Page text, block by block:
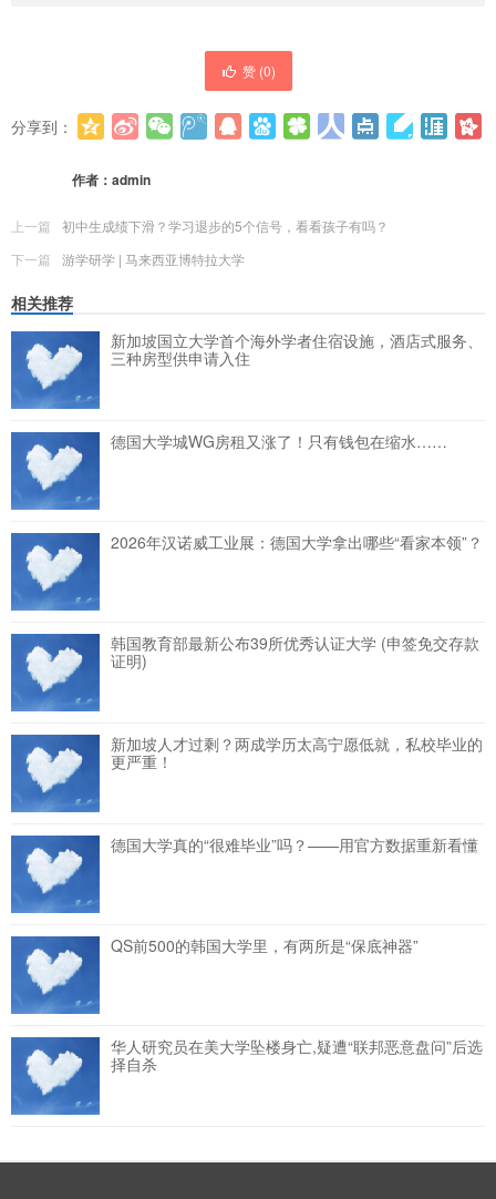
赞 (0)
分享到：
作者： admin
上一篇
初中生成绩下滑？学习退步的5个信号，看看孩子有吗？
下一篇
游学研学 | 马来西亚博特拉大学
相关推荐
新加坡国立大学首个海外学者住宿设施，酒店式服务、
三种房型供申请入住
德国大学城WG房租又涨了！只有钱包在缩水……
2026年汉诺威工业展：德国大学拿出哪些“看家本领”？
韩国教育部最新公布39所优秀认证大学 (申签免交存款
证明)
新加坡人才过剩？两成学历太高宁愿低就，私校毕业的
更严重！
德国大学真的“很难毕业”吗？——用官方数据重新看懂
QS前500的韩国大学里，有两所是“保底神器”
华人研究员在美大学坠楼身亡,疑遭“联邦恶意盘问”后选
择自杀